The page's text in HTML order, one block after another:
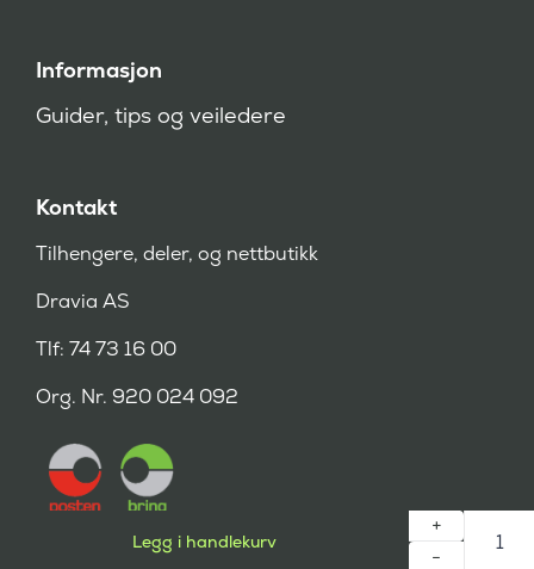
Legg i handlekurv
Informasjon
Guider, tips og veiledere
Kontakt
Tilhengere, deler, og nettbutikk
Dravia AS
Tlf: 74 73 16 00
Org. Nr. 920 024 092